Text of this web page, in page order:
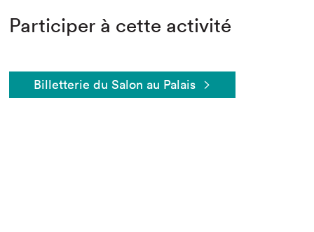
Participer à cette activité
Billetterie du Salon au Palais